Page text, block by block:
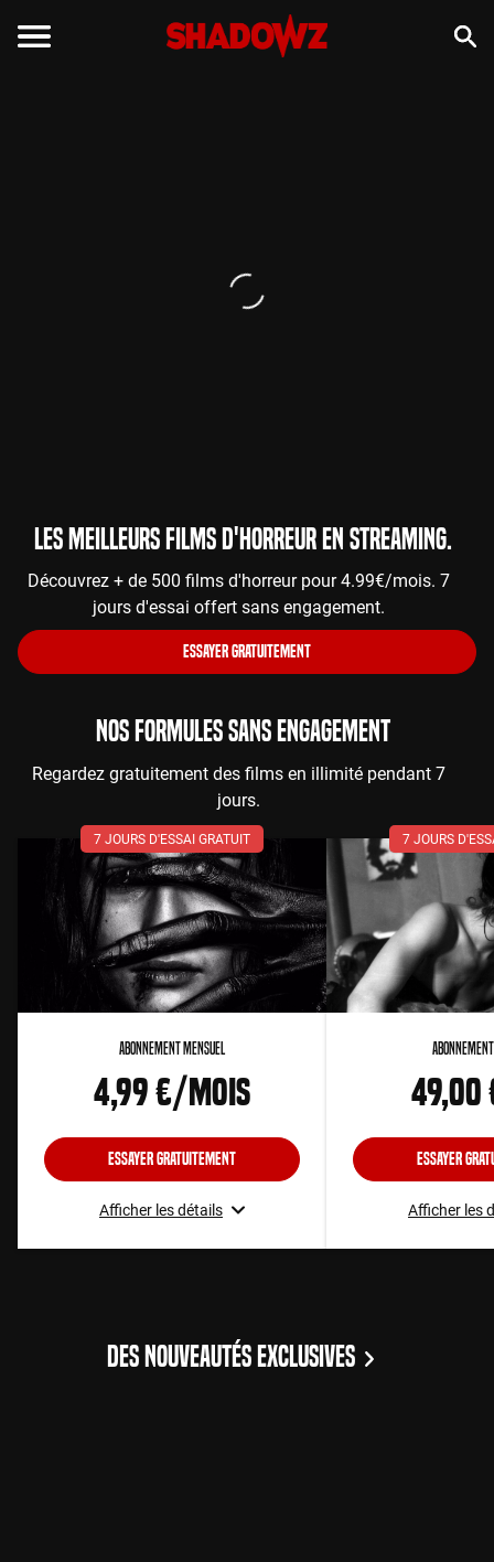
Les meilleurs films d'horreur en streaming.
Découvrez + de 500 films d'horreur pour 4.99€/mois. 7
jours d'essai offert sans engagement.
ESSAYER GRATUITEMENT
NOS FORMULES SANS ENGAGEMENT
Regardez gratuitement des films en illimité pendant 7
jours.
7 JOURS D'ESSAI GRATUIT
Abonnement Mensuel
4,99 €/mois
Essayer gratuitement
Afficher les détails
7 JOURS
Essayer
Afficher les
DES NOUVEAUTÉS EXCLUSIVES